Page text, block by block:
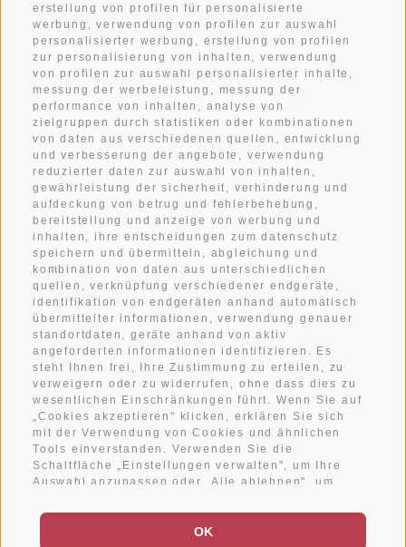
erstellung von profilen für personalisierte
werbung, verwendung von profilen zur auswahl
personalisierter werbung, erstellung von profilen
zur personalisierung von inhalten, verwendung
von profilen zur auswahl personalisierter inhalte,
messung der werbeleistung, messung der
performance von inhalten, analyse von
zielgruppen durch statistiken oder kombinationen
von daten aus verschiedenen quellen, entwicklung
und verbesserung der angebote, verwendung
reduzierter daten zur auswahl von inhalten,
gewährleistung der sicherheit, verhinderung und
aufdeckung von betrug und fehlerbehebung,
bereitstellung und anzeige von werbung und
inhalten, ihre entscheidungen zum datenschutz
speichern und übermitteln, abgleichung und
kombination von daten aus unterschiedlichen
quellen, verknüpfung verschiedener endgeräte,
identifikation von endgeräten anhand automatisch
übermittelter informationen, verwendung genauer
standortdaten, geräte anhand von aktiv
angeforderten informationen identifizieren. Es
steht Ihnen frei, Ihre Zustimmung zu erteilen, zu
verweigern oder zu widerrufen, ohne dass dies zu
wesentlichen Einschränkungen führt. Wenn Sie auf
„Cookies akzeptieren" klicken, erklären Sie sich
mit der Verwendung von Cookies und ähnlichen
Tools einverstanden. Verwenden Sie die
Schaltfläche „Einstellungen verwalten", um Ihre
Auswahl anzupassen oder „Alle ablehnen", um
erforderlich sind. Sie können Ihre Einstellungen
jederzeit ändern, indem Sie auf den Link „Cookie-
OK
ANREISE
IMPRESSIONEN
KONTAKT
Newsletter anmelden
ANMELDEN
Ich habe die
verstanden und stimme der Verarbeitung meiner
personenbezogenen Daten durch den Verantwortlichen zu
Impressum